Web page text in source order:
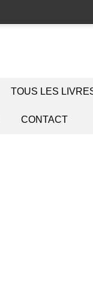
TOUS LES
CONTACT